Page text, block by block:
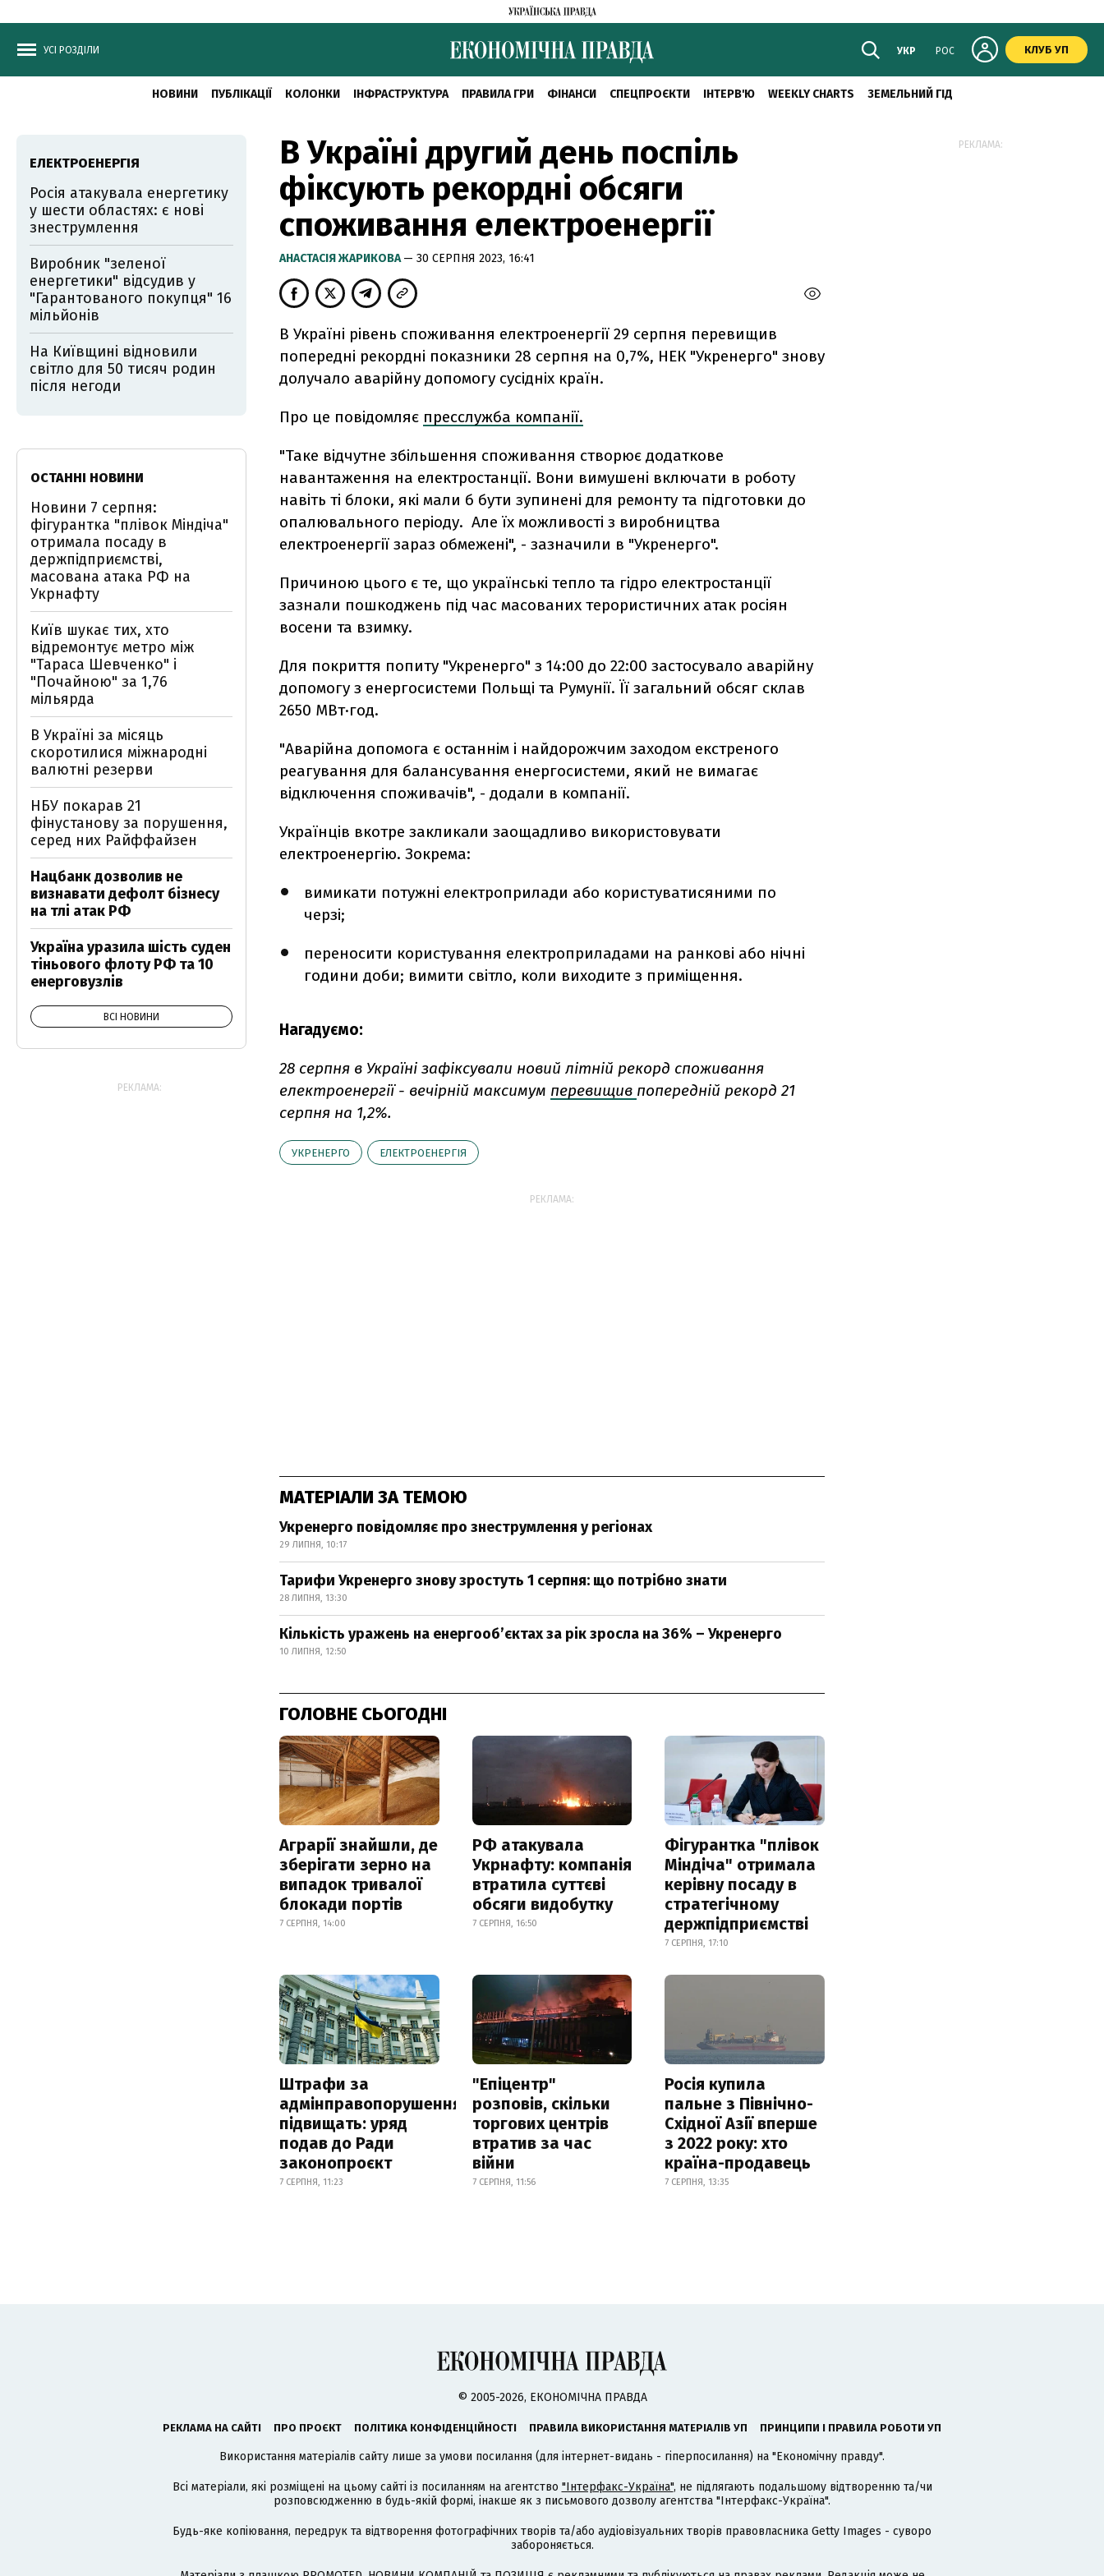
УСІ РОЗДІЛИ УКР РОС КЛУБ УП
НОВИНИ ПУБЛІКАЦІЇ КОЛОНКИ ІНФРАСТРУКТУРА ПРАВИЛА ГРИ ФІНАНСИ СПЕЦПРОЄКТИ ІНТЕРВ'Ю WEEKLY CHARTS ЗЕМЕЛЬНИЙ ГІД
В Україні другий день поспіль
фіксують рекордні обсяги
споживання електроенергії
АНАСТАСІЯ ЖАРИКОВА— 30 СЕРПНЯ 2023, 16:41
В Україні рівень споживання електроенергії 29 серпня перевищив
попередні рекордні показники 28 серпня на 0,7%, НЕК "Укренерго" знову
долучало аварійну допомогу сусідніх країн.
Про це повідомляє пресслужба компанії.
"Таке відчутне збільшення споживання створює додаткове
навантаження на електростанції. Вони вимушені включати в роботу
навіть ті блоки, які мали б бути зупинені для ремонту та підготовки до
опалювального періоду. Але їх можливості з виробництва
електроенергії зараз обмежені", - зазначили в "Укренерго".
Причиною цього є те, що українські тепло та гідро електростанції
зазнали пошкоджень під час масованих терористичних атак росіян
восени та взимку.
Для покриття попиту "Укренерго" з 14:00 до 22:00 застосувало аварійну
допомогу з енергосистеми Польщі та Румунії. Її загальний обсяг склав
2650 МВт·год.
"Аварійна допомога є останнім і найдорожчим заходом екстреного
реагування для балансування енергосистеми, який не вимагає
відключення споживачів", - додали в компанії.
Українців вкотре закликали заощадливо використовувати
електроенергію. Зокрема:
вимикати потужні електроприлади або користуватисяними по
черзі;
переносити користування електроприладами на ранкові або нічні
години доби; вимити світло, коли виходите з приміщення.
Нагадуємо:
28 серпня в Україні зафіксували новий літній рекорд споживання
електроенергії - вечірній максимум перевищив попередній рекорд 21
серпня на 1,2%.
УКРЕНЕРГО ЕЛЕКТРОЕНЕРГІЯ
РЕКЛАМА:
МАТЕРІАЛИ ЗА ТЕМОЮ
Укренерго повідомляє про знеструмлення у регіонах
29 ЛИПНЯ, 10:17
Тарифи Укренерго знову зростуть 1 серпня: що потрібно знати
28 ЛИПНЯ, 13:30
Кількість уражень на енергооб’єктах за рік зросла на 36% – Укренерго
10 ЛИПНЯ, 12:50
ГОЛОВНЕ СЬОГОДНІ
Аграрії знайшли, де
зберігати зерно на
випадок тривалої
блокади портів
7 СЕРПНЯ, 14:00
РФ атакувала
Укрнафту: компанія
втратила суттєві
обсяги видобутку
7 СЕРПНЯ, 16:50
Фігурантка "плівок
Міндіча" отримала
керівну посаду в
стратегічному
держпідприємстві
7 СЕРПНЯ, 17:10
Штрафи за
адмінправопорушення
підвищать: уряд
подав до Ради
законопроєкт
7 СЕРПНЯ, 11:23
"Епіцентр"
розповів, скільки
торгових центрів
втратив за час
війни
7 СЕРПНЯ, 11:56
Росія купила
пальне з Північно-
Східної Азії вперше
з 2022 року: хто
країна-продавець
7 СЕРПНЯ, 13:35
ЕЛЕКТРОЕНЕРГІЯ
Росія атакувала енергетику
у шести областях: є нові
знеструмлення
Виробник "зеленої
енергетики" відсудив у
"Гарантованого покупця" 16
мільйонів
На Київщині відновили
світло для 50 тисяч родин
після негоди
ОСТАННІ НОВИНИ
Новини 7 серпня:
фігурантка "плівок Міндіча"
отримала посаду в
держпідприємстві,
масована атака РФ на
Укрнафту
Київ шукає тих, хто
відремонтує метро між
"Тараса Шевченко" і
"Почайною" за 1,76
мільярда
В Україні за місяць
скоротилися міжнародні
валютні резерви
НБУ покарав 21
фінустанову за порушення,
серед них Райффайзен
Нацбанк дозволив не
визнавати дефолт бізнесу
на тлі атак РФ
Україна уразила шість суден
тіньового флоту РФ та 10
енерговузлів
ВСІ НОВИНИ
РЕКЛАМА:
РЕКЛАМА:
© 2005-2026, ЕКОНОМІЧНА ПРАВДА
РЕКЛАМА НА САЙТІ ПРО ПРОЄКТ ПОЛІТИКА КОНФІДЕНЦІЙНОСТІ ПРАВИЛА ВИКОРИСТАННЯ МАТЕРІАЛІВ УП ПРИНЦИПИ І ПРАВИЛА РОБОТИ УП
Використання матеріалів сайту лише за умови посилання (для інтернет-видань - гіперпосилання) на "Економічну правду".
Всі матеріали, які розміщені на цьому сайті із посиланням на агентство "Інтерфакс-Україна", не підлягають подальшому відтворенню та/чи
розповсюдженню в будь-якій формі, інакше як з письмового дозволу агентства "Інтерфакс-Україна".
Будь-яке копіювання, передрук та відтворення фотографічних творів та/або аудіовізуальних творів правовласника Getty Images - суворо
забороняється.